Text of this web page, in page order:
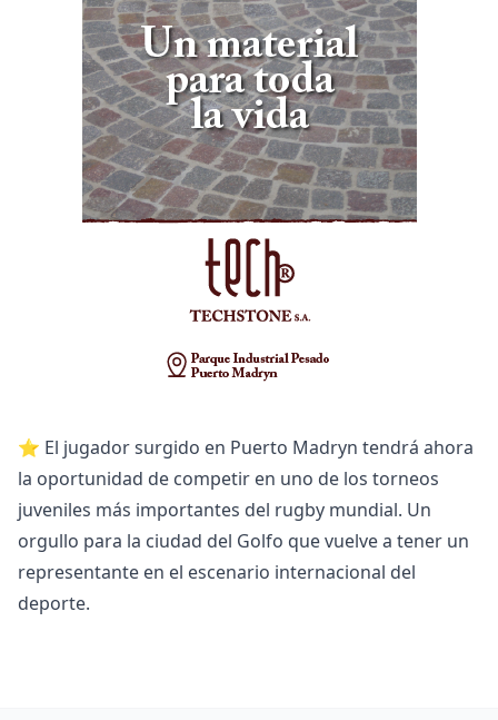
⭐ El jugador surgido en Puerto Madryn tendrá ahora
la oportunidad de competir en uno de los torneos
juveniles más importantes del rugby mundial. Un
orgullo para la ciudad del Golfo que vuelve a tener un
representante en el escenario internacional del
deporte.